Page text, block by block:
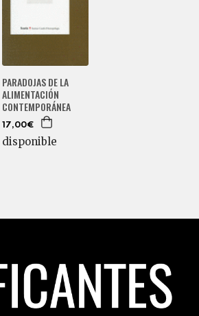
PARADOJAS DE LA
ALIMENTACIÓN
CONTEMPORÁNEA
17,00€
disponible